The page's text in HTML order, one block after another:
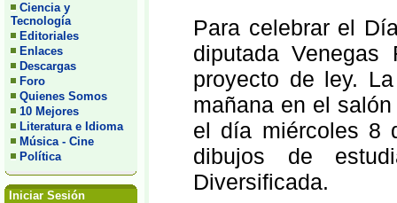
Ciencia y
Tecnología
Editoriales
Enlaces
Descargas
Foro
Quienes Somos
10 Mejores
Literatura e Idioma
Música - Cine
Política
Iniciar Sesión
Para celebrar el
diputada
proyecto de ley.
mañana en el
el día miércoles 8
dibujos de
Diversificada.